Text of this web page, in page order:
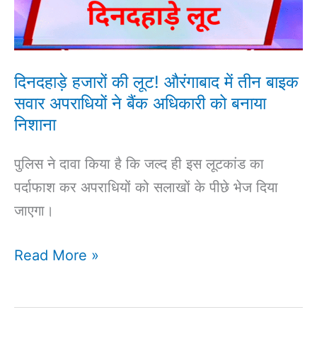
दिनदहाड़े हजारों की लूट! औरंगाबाद में तीन बाइक
सवार अपराधियों ने बैंक अधिकारी को बनाया
निशाना
पुलिस ने दावा किया है कि जल्द ही इस लूटकांड का
पर्दाफाश कर अपराधियों को सलाखों के पीछे भेज दिया
जाएगा।
औरंगाबाद
में तीन
बाइक
सवार
अपराधियों
बैंक
अधिकारी
को
निशाना
Read More »